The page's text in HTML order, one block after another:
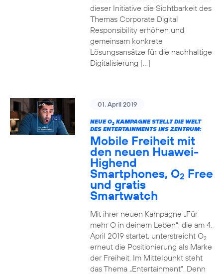
dieser Initiative die Sichtbarkeit des
Themas Corporate Digital
Responsibility erhöhen und
gemeinsam konkrete
Lösungsansätze für die nachhaltige
Digitalisierung […]
01. April 2019
NEUE O2KAMPAGNE STELLT DIE WELT
DES ENTERTAINMENTS INS ZENTRUM:
Mobile Freiheit mit
den neuen Huawei-
Highend
Smartphones, O2 Free
und gratis
Smartwatch
Mit ihrer neuen Kampagne „Für
mehr O in deinem Leben“, die am 4.
April 2019 startet, unterstreicht O2
erneut die Positionierung als Marke
der Freiheit. Im Mittelpunkt steht
das Thema „Entertainment“. Denn